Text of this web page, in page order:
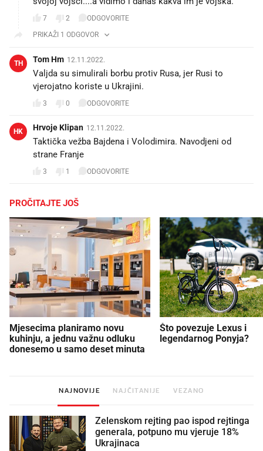
7 2
ODGOVORITE
PRIKAŽI 1 ODGOVOR
TH Tom Hm 12.11.2022.
Valjda su simulirali borbu protiv Rusa, jer Rusi to
vjerojatno koriste u Ukrajini.
3 0 ODGOVORITE
HK Hrvoje Klipan 12.11.2022.
Taktička vežba Bajdena i Volodimira. Navodjeni od
strane Franje
3 1 ODGOVORITE
PROČITAJTE JOŠ
Mjesecima planiramo novu
kuhinju, a jednu važnu odluku
donesemo u samo deset minuta
Što povezuje Lexus i
legendarnog Ponyja?
NAJNOVIJE NAJČITANIJE VEZANO
Zelenskom rejting pao ispod rejtinga
generala, potpuno mu vjeruje 18%
Ukrajinaca